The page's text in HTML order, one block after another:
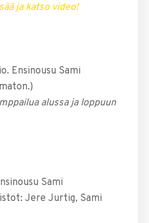
ja katso video!
Ensinousu Sami
alussa ja loppuun
Sami
Jere Jurtig, Sami